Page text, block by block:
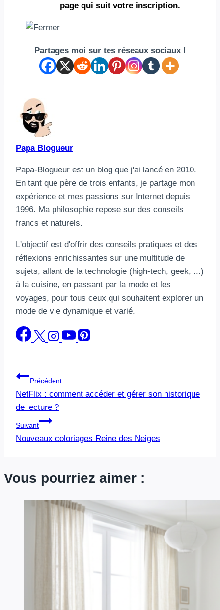
page qui suit votre inscription.
Partages moi sur tes réseaux sociaux !
Papa Blogueur
Papa-Blogueur est un blog que j'ai lancé en 2010.
En tant que père de trois enfants, je partage mon
expérience et mes passions sur Internet depuis
1996. Ma philosophie repose sur des conseils
francs et naturels.
L'objectif est d'offrir des conseils pratiques et des
réflexions enrichissantes sur une multitude de
sujets, allant de la technologie (high-tech, geek, ...)
à la cuisine, en passant par la mode et les
voyages, pour tous ceux qui souhaitent explorer un
mode de vie dynamique et varié.
Navigation
de
l’article
Précédent
NetFlix : comment accéder et gérer son historique
de lecture ?
Suivant
Nouveaux coloriages Reine des Neiges
Vous pourriez aimer :